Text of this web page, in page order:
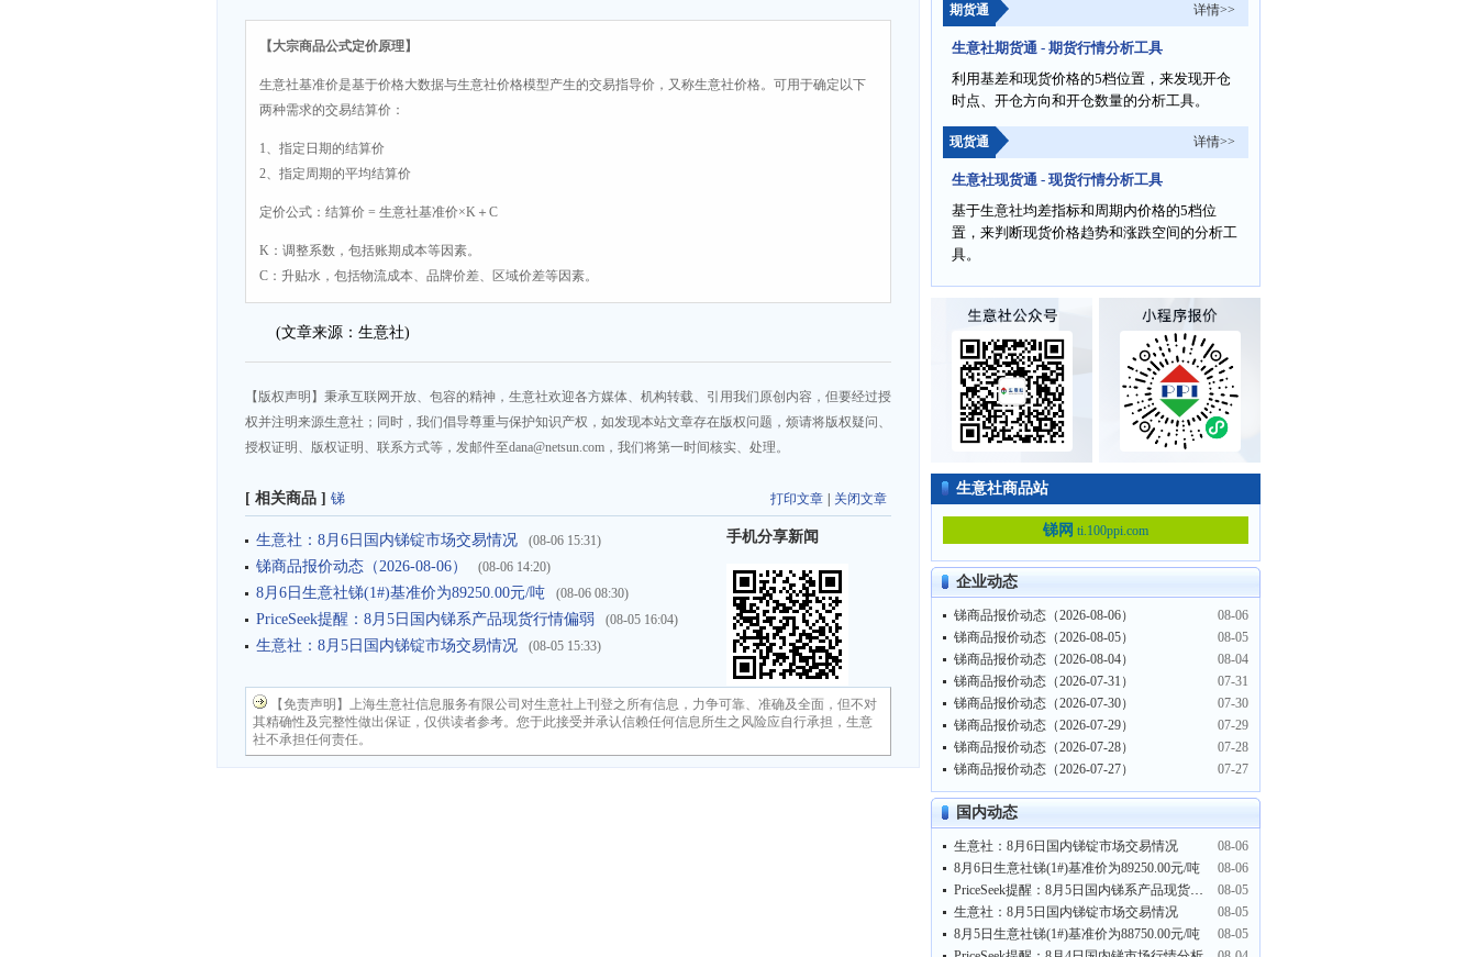
【大宗商品公式定价原理】
生意社基准价是基于价格大数据与生意社价格模型产生的交易指导价，又称生意社价格。可用于确定以下
两种需求的交易结算价：
1、指定日期的结算价
2、指定周期的平均结算价
定价公式：结算价 = 生意社基准价×K＋C
K：调整系数，包括账期成本等因素。
C：升贴水，包括物流成本、品牌价差、区域价差等因素。
(文章来源：生意社)
【版权声明】秉承互联网开放、包容的精神，生意社欢迎各方媒体、机构转载、引用我们原创内容，但要经过授
权并注明来源生意社；同时，我们倡导尊重与保护知识产权，如发现本站文章存在版权问题，烦请将版权疑问、
授权证明、版权证明、联系方式等，发邮件至dana@netsun.com，我们将第一时间核实、处理。
打印文章 关闭文章
[ 相关商品 ] 锑
生意社：8月6日国内锑锭市场交易情况 (08-06 15:31)
锑商品报价动态（2026-08-06） (08-06 14:20)
8月6日生意社锑(1#)基准价为89250.00元/吨 (08-06 08:30)
PriceSeek提醒：8月5日国内锑系产品现货行情偏弱 (08-05 16:04)
生意社：8月5日国内锑锭市场交易情况 (08-05 15:33)
手机分享新闻
【免责声明】上海生意社信息服务有限公司对生意社上刊登之所有信息，力争可靠、准确及全面，但不对
其精确性及完整性做出保证，仅供读者参考。您于此接受并承认信赖任何信息所生之风险应自行承担，生意
社不承担任何责任。
期货通 详情>>
生意社期货通 - 期货行情分析工具
利用基差和现货价格的5档位置，来发现开仓
时点、开仓方向和开仓数量的分析工具。
现货通 详情>>
生意社现货通 - 现货行情分析工具
基于生意社均差指标和周期内价格的5档位
置，来判断现货价格趋势和涨跌空间的分析工
具。
生意社商品站
锑网 ti.100ppi.com
企业动态
锑商品报价动态（2026-08-06）
08-06
锑商品报价动态（2026-08-05）
08-05
锑商品报价动态（2026-08-04）
08-04
锑商品报价动态（2026-07-31）
07-31
锑商品报价动态（2026-07-30）
07-30
锑商品报价动态（2026-07-29）
07-29
锑商品报价动态（2026-07-28）
07-28
锑商品报价动态（2026-07-27）
07-27
国内动态
生意社：8月6日国内锑锭市场交易情况
08-06
8月6日生意社锑(1#)基准价为89250.00元/吨
08-06
PriceSeek提醒：8月5日国内锑系产品现货行情偏弱运行
08-05
生意社：8月5日国内锑锭市场交易情况
08-05
8月5日生意社锑(1#)基准价为88750.00元/吨
08-05